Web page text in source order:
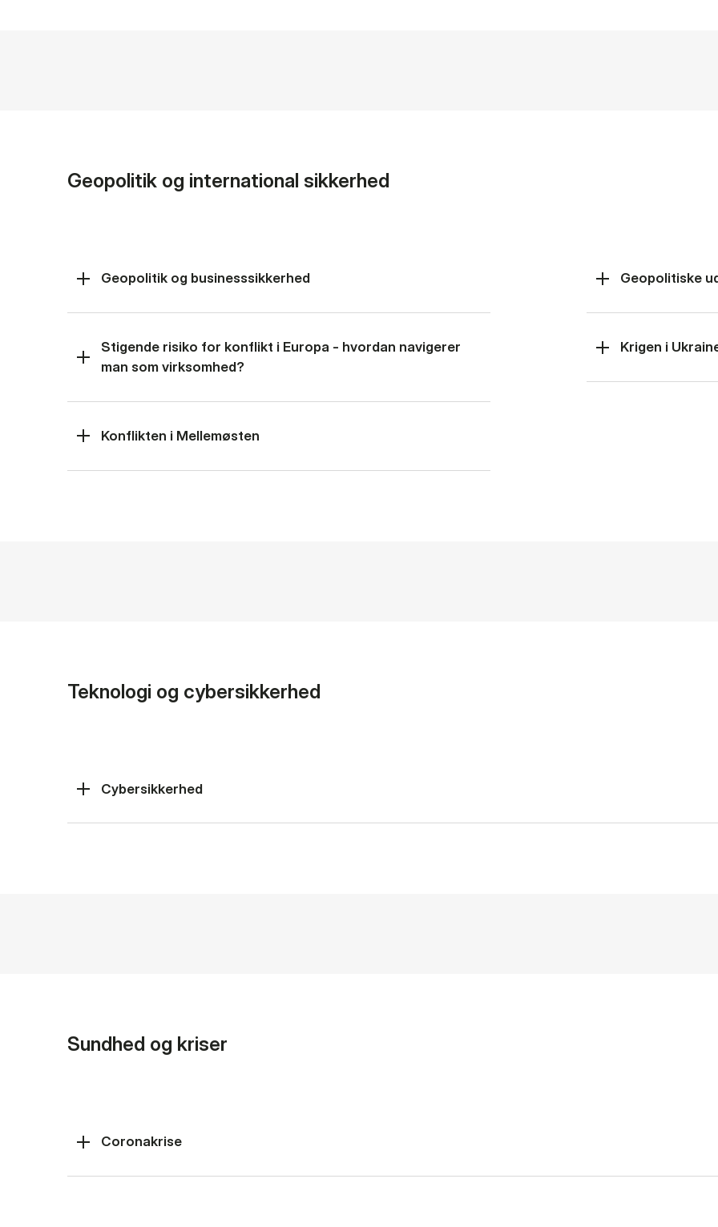
Geopolitik og international sikkerhed
Geopolitik og businesssikkerhed
Stigende risiko for konflikt i Europa - hvordan navigerer
man som virksomhed?
Konflikten i Mellemøsten
Geopolitiske
Krigen i
Teknologi og cybersikkerhed
Cybersikkerhed
Sundhed og kriser
Coronakrise